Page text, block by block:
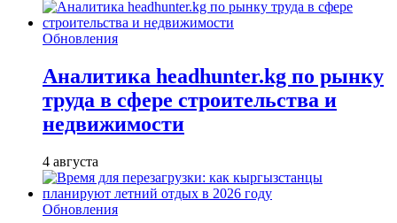
Обновления
Аналитика headhunter.kg по рынку
труда в сфере строительства и
недвижимости
4 августа
Обновления